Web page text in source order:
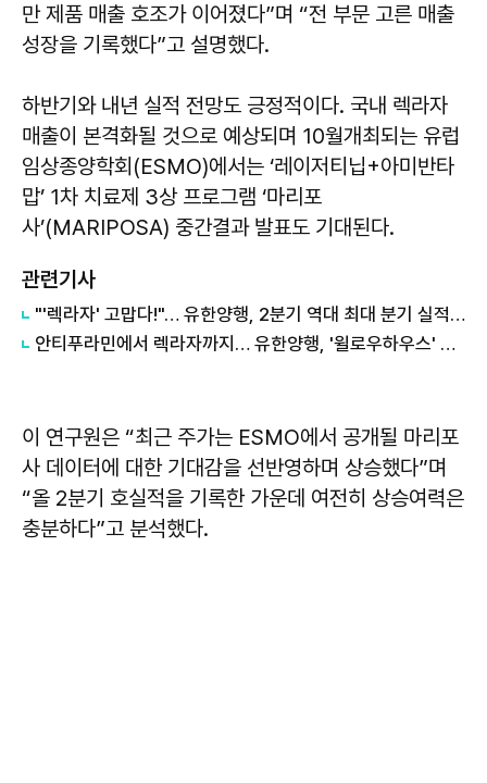
만 제품 매출 호조가 이어졌다”며 “전 부문 고른 매출
성장을 기록했다”고 설명했다.
하반기와 내년 실적 전망도 긍정적이다. 국내 렉라자
매출이 본격화될 것으로 예상되며 10월개최되는 유럽
임상종양학회(ESMO)에서는 ‘레이저티닙+아미반타
맙’ 1차 치료제 3상 프로그램 ‘마리포
사’(MARIPOSA) 중간결과 발표도 기대된다.
관련기사
"'렉라자' 고맙다!"… 유한양행, 2분기 역대 최대 분기 실적 달성
안티푸라민에서 렉라자까지… 유한양행, '윌로우하우스' 통해 향후 100년 비전 제시
이 연구원은 “최근 주가는 ESMO에서 공개될 마리포
사 데이터에 대한 기대감을 선반영하며 상승했다”며
“올 2분기 호실적을 기록한 가운데 여전히 상승여력은
충분하다”고 분석했다.